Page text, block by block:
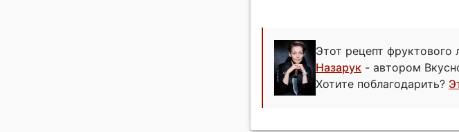
Этот рецепт
Назарук - автором
Хотите поблагодарить?